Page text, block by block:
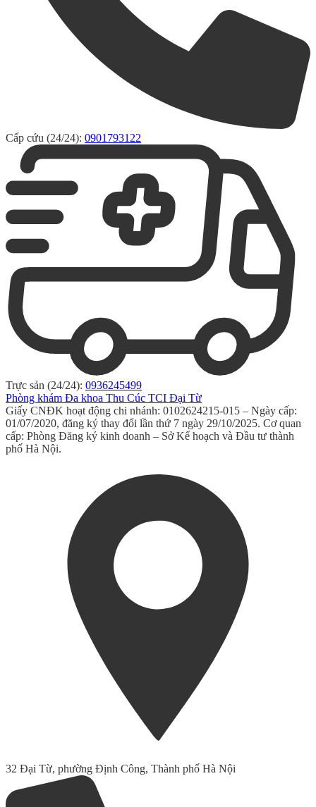
Trực sản (24/24): 0936245499
Phòng khám Đa khoa Thu Cúc TCI Đại Từ
Giấy CNĐK hoạt động chi nhánh: 0102624215-015 – Ngày cấp:
01/07/2020, đăng ký thay đổi lần thứ 7 ngày 29/10/2025. Cơ quan
cấp: Phòng Đăng ký kinh doanh – Sở Kế hoạch và Đầu tư thành
phố Hà Nội.